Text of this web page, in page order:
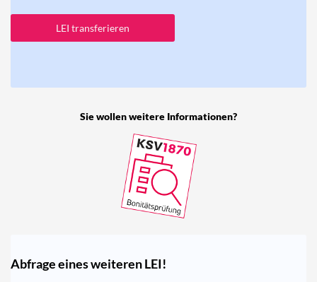
LEI transferieren
Sie wollen weitere Informationen?
Abfrage eines weiteren LEI!